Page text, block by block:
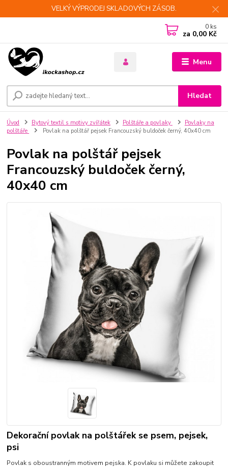
VELKÝ VÝPRODEJ SKLADOVÝCH ZÁSOB.
Menu
Hledat
0 ks
za 0,00 Kč
Úvod Bytový textil s motivy zvířátek Polštáře a povlaky
Povlaky na
polštáře
Povlak na polštář pejsek Francouzský buldoček černý, 40x40 cm
Povlak na polštář pejsek
Francouzský buldoček černý,
40x40 cm
Dekorační povlak na polštářek se psem, pejsek,
psi
Povlak s oboustranným motivem pejska. K povlaku si můžete zakoupit